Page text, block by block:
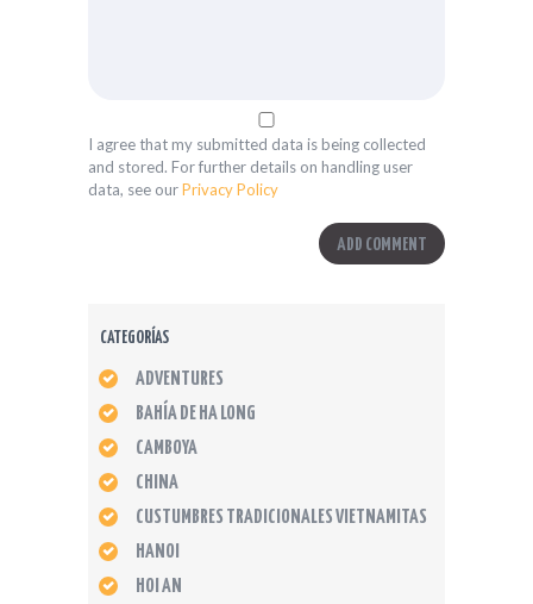
I agree that my submitted data is being collected
and stored. For further details on handling user
data, see ourPrivacy Policy
CATEGORÍAS
ADVENTURES
BAHÍA DE HA LONG
CAMBOYA
CHINA
CUSTUMBRES TRADICIONALES VIETNAMITAS
HANOI
HOI AN